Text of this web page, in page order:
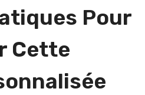
Pour
Cette